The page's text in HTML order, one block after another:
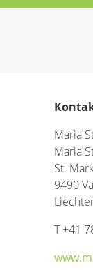
Maria
Maria
St.
9490
T +41